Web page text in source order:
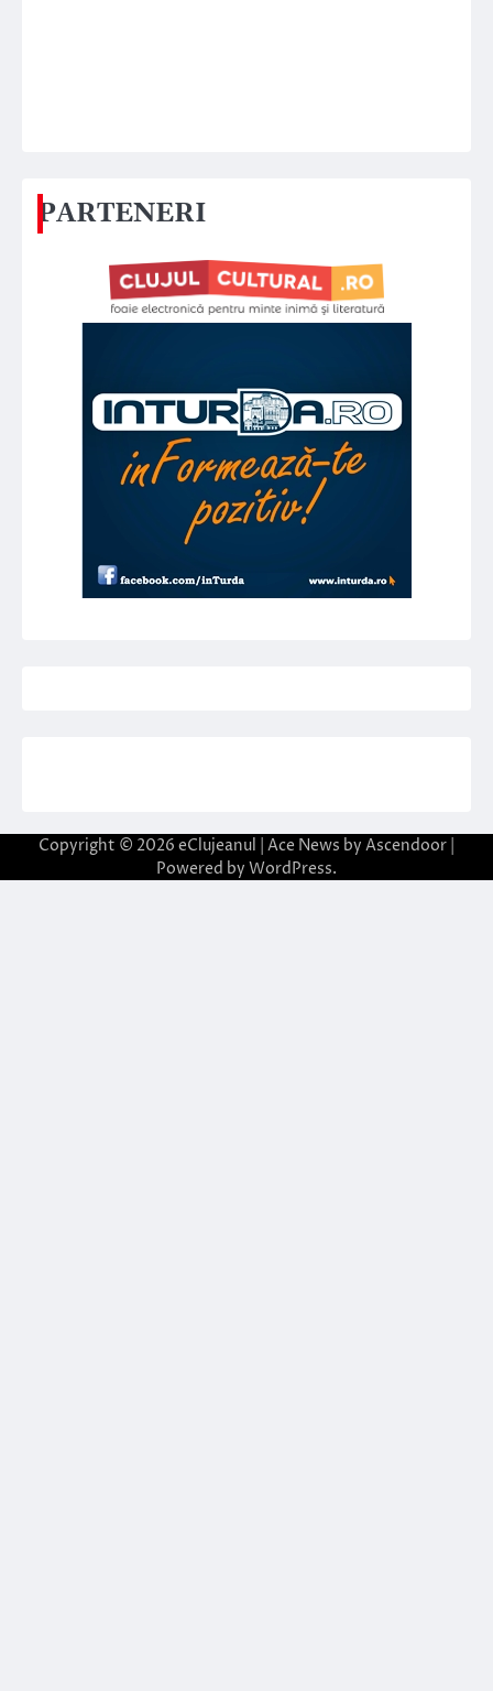
PARTENERI
Copyright © 2026 eClujeanul | Ace News by Ascendoor
Powered by WordPress.